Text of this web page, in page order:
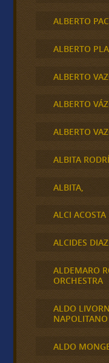
ALBERTO
ALBERTO
ALBERTO
ALBERTO
ALBERTO
ALBITA
ALBITA,
ALCI ACOSTA
ALCIDES DIAZ
ALDEMARO
ORCHESTRA
ALDO
NAPOLITANO
ALDO